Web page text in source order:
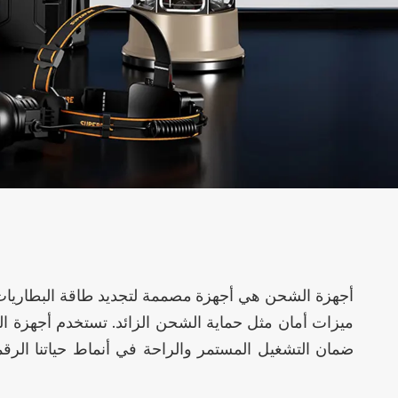
كشافات أضواء دراجة
أضواء الشوارع
إكسسوارات
أجهزة الشحن هي أجهزة مصممة لتجديد طاقة البطاريات
ميزات أمان مثل حماية الشحن الزائد. تستخدم أجهزة
ضمان التشغيل المستمر والراحة في أنماط حياتنا